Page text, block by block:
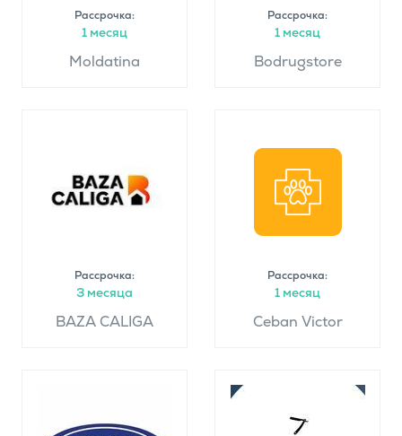
Рассрочка:
1 месяц
Moldatina
Рассрочка:
1 месяц
Bodrugstore
Рассрочка:
3 месяца
BAZA CALIGA
Рассрочка:
1 месяц
Ceban Victor